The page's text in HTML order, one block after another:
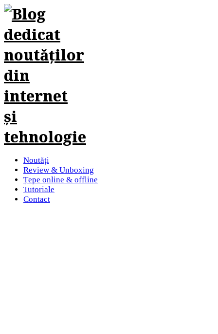
Noutăți
Review & Unboxing
Țepe online & offline
Tutoriale
Contact